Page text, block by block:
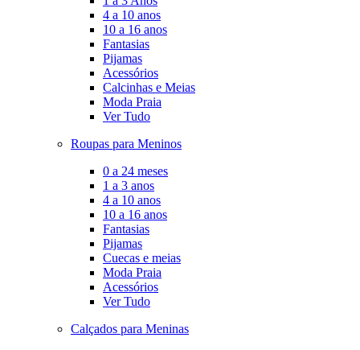
4 a 10 anos
10 a 16 anos
Fantasias
Pijamas
Acessórios
Calcinhas e Meias
Moda Praia
Ver Tudo
Roupas para Meninos
0 a 24 meses
1 a 3 anos
4 a 10 anos
10 a 16 anos
Fantasias
Pijamas
Cuecas e meias
Moda Praia
Acessórios
Ver Tudo
Calçados para Meninas